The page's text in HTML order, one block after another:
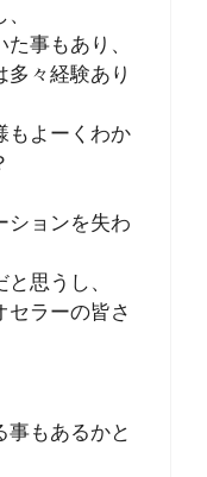
事もあり、
々経験あり
もよーくわか
ションを失わ
思うし、
セラーの皆さ
事もあるかと